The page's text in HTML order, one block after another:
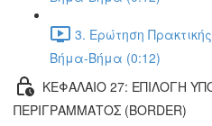
3. Ερώτηση
Βήμα-Βήμα (0:12)
ΚΕΦΑΛΑΙΟ 27: ΕΠΙΛΟΓΗ
ΠΕΡΙΓΡΑΜΜΑΤΟΣ (BORDER)